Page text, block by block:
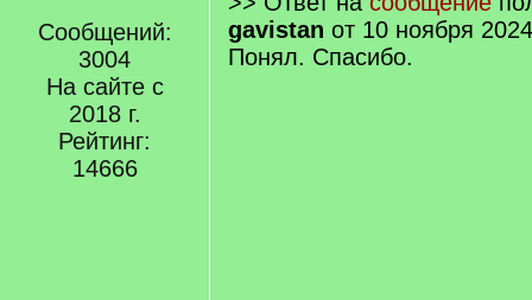
Сообщений:
3004
На сайте с
2018 г.
Рейтинг:
14666
gavistan от 10 ноября
Понял. Спасибо.